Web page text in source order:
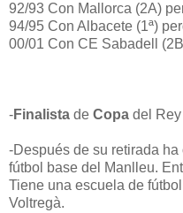
92/93 Con Mallorca (2A)
94/95 Con Albacete (1ª)
00/01 Con CE Sabadell
-Finalista de Copa del
-Después de su retirada
fútbol base del Manlleu.
Tiene una escuela de
Voltregà.